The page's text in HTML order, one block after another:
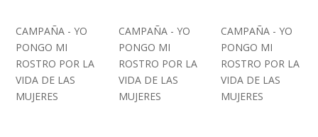
CAMPAÑA - YO
PONGO MI
ROSTRO POR LA
VIDA DE LAS
MUJERES
CAMPAÑA - YO
PONGO MI
ROSTRO POR LA
VIDA DE LAS
MUJERES
CAMPAÑA - YO
PONGO MI
ROSTRO POR LA
VIDA DE LAS
MUJERES